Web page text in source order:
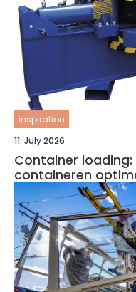
inspiration
11. July 2026
Container
containeren